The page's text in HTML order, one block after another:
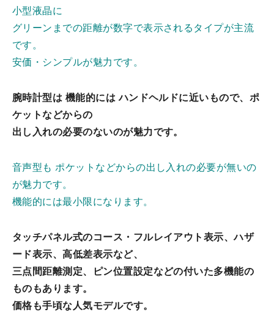
小型液晶に
グリーンまでの距離が数字で表示されるタイプが主流
です。
安価・シンプルが魅力です。
腕時計型は 機能的には ハンドヘルドに近いもので、ポ
ケットなどからの
出し入れの必要のないのが魅力です。
音声型も ポケットなどからの出し入れの必要が無いの
が魅力です。
機能的には最小限になります。
タッチパネル式のコース・フルレイアウト表示、ハザ
ード表示、高低差表示など、
三点間距離測定、ピン位置設定などの付いた多機能の
ものもあります。
価格も手頃な人気モデルです。